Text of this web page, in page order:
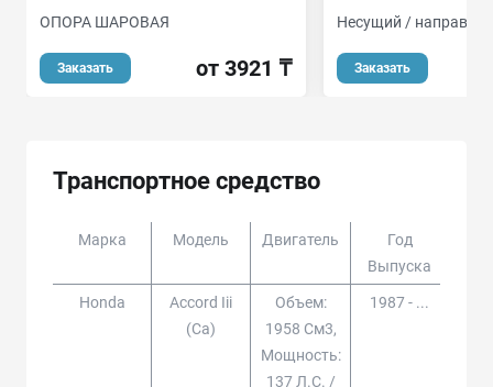
ОПОРА ШАРОВАЯ
Заказать от 3921 ₸
Несущий /
Заказать
Транспортное средство
Марка Модель Двигатель
Год
Выпуска
Honda
Accord Iii
(ca)
Объем:
1958 См3,
Мощность:
137 Л.с. /
1987 - ...